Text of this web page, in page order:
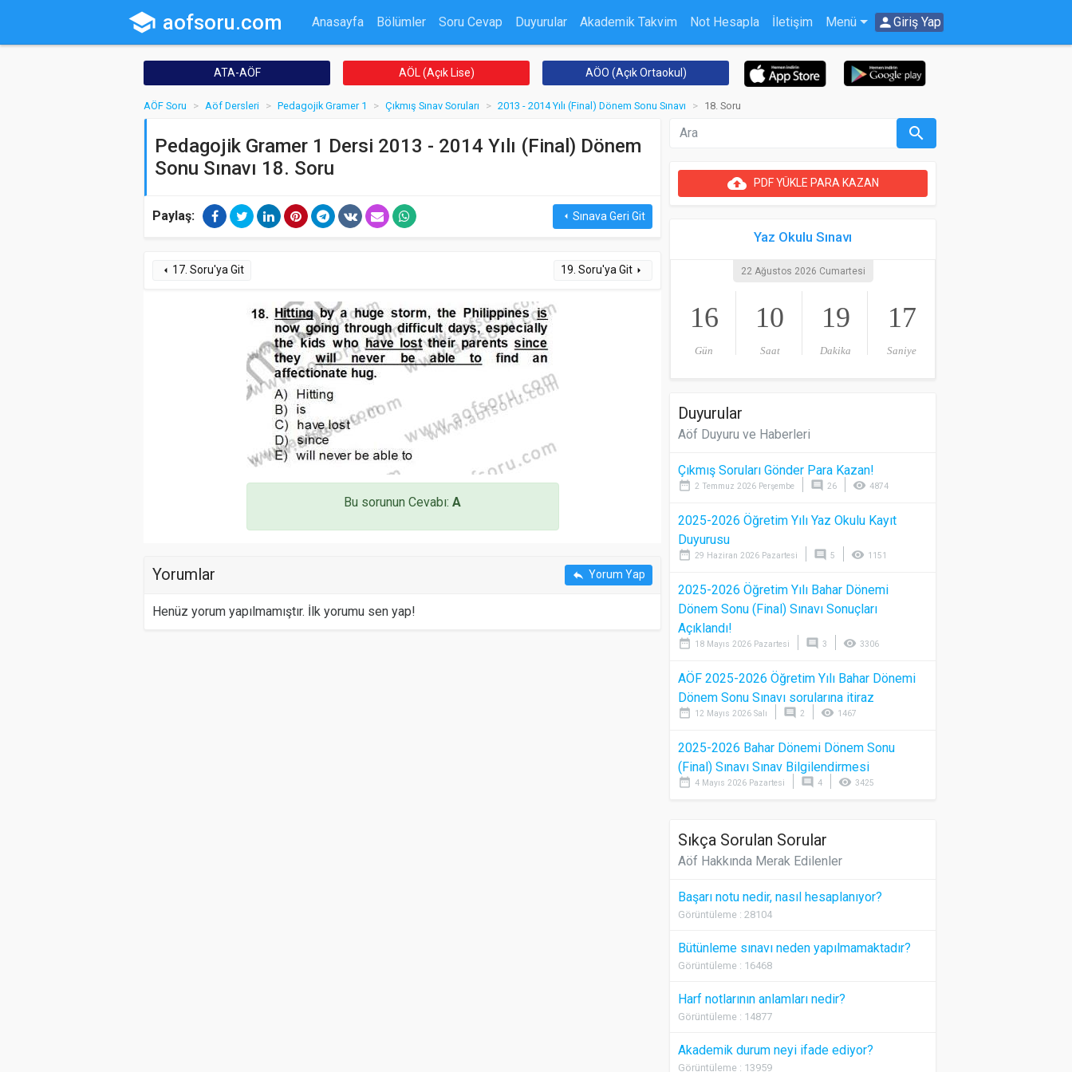
school aofsoru.com Anasayfa Bölümler Soru Cevap Duyurular Akademik Takvim Not Hesapla İletişim Menü personGiriş Yap
ATA-AÖF AÖL (Açık Lise) AÖO (Açık Ortaokul)
AÖF Soru Aöf Dersleri Pedagojik Gramer 1 Çıkmış Sınav Soruları 2013 - 2014 Yılı (Final) Dönem Sonu Sınavı 18. Soru
Pedagojik Gramer 1 Dersi 2013 - 2014 Yılı (Final) Dönem
Sonu Sınavı 18. Soru
Paylaş: arrow_leftSınava Geri Git
arrow_left 17. Soru'ya Git 19. Soru'ya Git arrow_right
Bu sorunun Cevabı:A
Yorumlar reply Yorum Yap
Henüz yorum yapılmamıştır. İlk yorumu sen yap!
search
cloud_uploadPDF YÜKLE PARA KAZAN
Yaz Okulu Sınavı
22 Ağustos 2026 Cumartesi
16
Gün
10
Saat
19
Dakika
17
Saniye
Duyurular
Aöf Duyuru ve Haberleri
Çıkmış Soruları Gönder Para Kazan!
date_range 2 Temmuz 2026 Perşembe comment 26 visibility 4874
2025-2026 Öğretim Yılı Yaz Okulu Kayıt
Duyurusu
date_range 29 Haziran 2026 Pazartesi comment 5 visibility 1151
2025-2026 Öğretim Yılı Bahar Dönemi
Dönem Sonu (Final) Sınavı Sonuçları
Açıklandı!
date_range 18 Mayıs 2026 Pazartesi comment 3 visibility 3306
AÖF 2025-2026 Öğretim Yılı Bahar Dönemi
Dönem Sonu Sınavı sorularına itiraz
date_range 12 Mayıs 2026 Salı comment 2 visibility 1467
2025-2026 Bahar Dönemi Dönem Sonu
(Final) Sınavı Sınav Bilgilendirmesi
date_range 4 Mayıs 2026 Pazartesi comment 4 visibility 3425
Sıkça Sorulan Sorular
Aöf Hakkında Merak Edilenler
Başarı notu nedir, nasıl hesaplanıyor?
Görüntüleme : 28104
Bütünleme sınavı neden yapılmamaktadır?
Görüntüleme : 16468
Harf notlarının anlamları nedir?
Görüntüleme : 14877
Akademik durum neyi ifade ediyor?
Görüntüleme : 13959